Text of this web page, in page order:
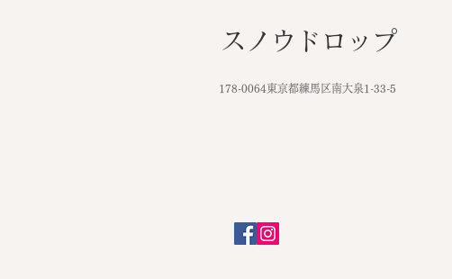
スノウドロップ
178-0064東京都練馬区南大泉1-33-5